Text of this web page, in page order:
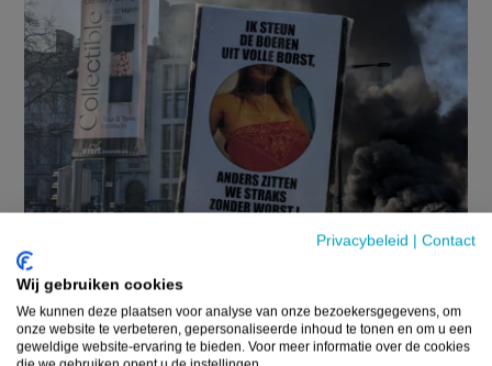
Privacybeleid | Contact
Wij gebruiken cookies
We kunnen deze plaatsen voor analyse van onze bezoekersgegevens, om
onze website te verbeteren, gepersonaliseerde inhoud te tonen en om u een
geweldige website-ervaring te bieden. Voor meer informatie over de cookies